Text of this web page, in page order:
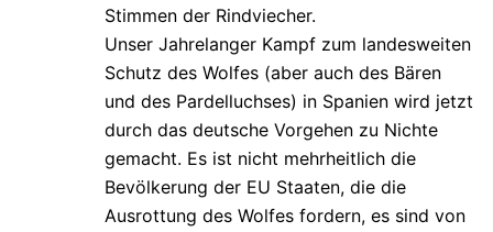
Stimmen der Rindviecher.
Unser Jahrelanger Kampf zum landesweiten
Schutz des Wolfes (aber auch des Bären
und des Pardelluchses) in Spanien wird jetzt
durch das deutsche Vorgehen zu Nichte
gemacht. Es ist nicht mehrheitlich die
Bevölkerung der EU Staaten, die die
Ausrottung des Wolfes fordern, es sind von